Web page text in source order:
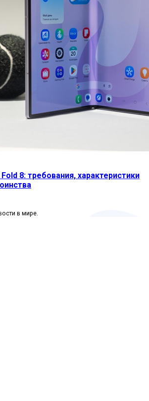
8: требования, характеристики
в мире.